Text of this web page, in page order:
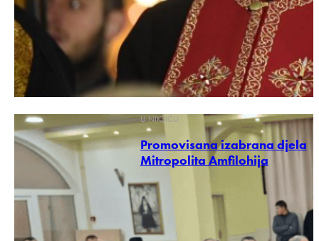
U NIKŠIĆU
Promovisana izabrana djela
Mitropolita Amfilohija